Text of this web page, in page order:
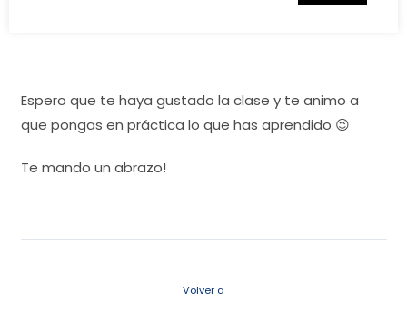
Espero que te haya gustado la clase y te animo a
que pongas en práctica lo que has aprendido 😉
Te mando un abrazo!
Volver a